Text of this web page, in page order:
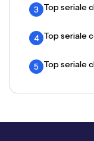
3 Top seriale
4 Top seriale
5 Top seriale